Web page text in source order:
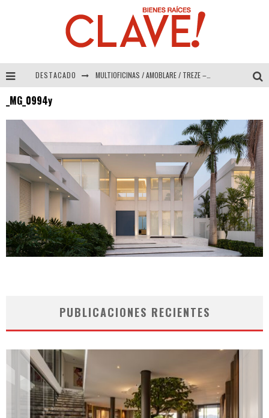
DESTACADO MULTIOFICINAS / AMOBLARE / TREZE – Especial Interiorismo & Decoración 2026
COLINEAL – Especial Interiorismo & Decoración 2026
ADRIANA HOYOS DESIGN STUDIO – Especial Interiorismo & Decoración 2026
_MG_0994y
PUBLICACIONES RECIENTES